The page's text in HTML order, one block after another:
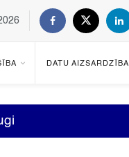
DATU AIZSARDZĪBA